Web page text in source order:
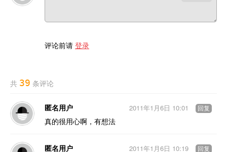
评论前请 登录
共 39 条评论
匿名用户
真的很用心啊，有想法
2011年1月6日 10:01 回复
匿名用户
2011年1月6日 10:19 回复